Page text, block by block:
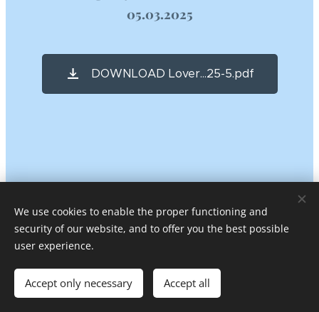
05.03.2025
DOWNLOAD Lover...25-5.pdf
Copyright NBFK 2026
Cookies
We use cookies to enable the proper functioning and
security of our website, and to offer you the best possible
user experience.
Accept only necessary Accept all